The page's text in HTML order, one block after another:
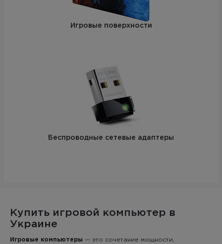
Игровые поверхности
Беспроводные сетевые адаптеры
Купить игровой компьютер в
Украине
Игровые компьютеры — это сочетание мощности,